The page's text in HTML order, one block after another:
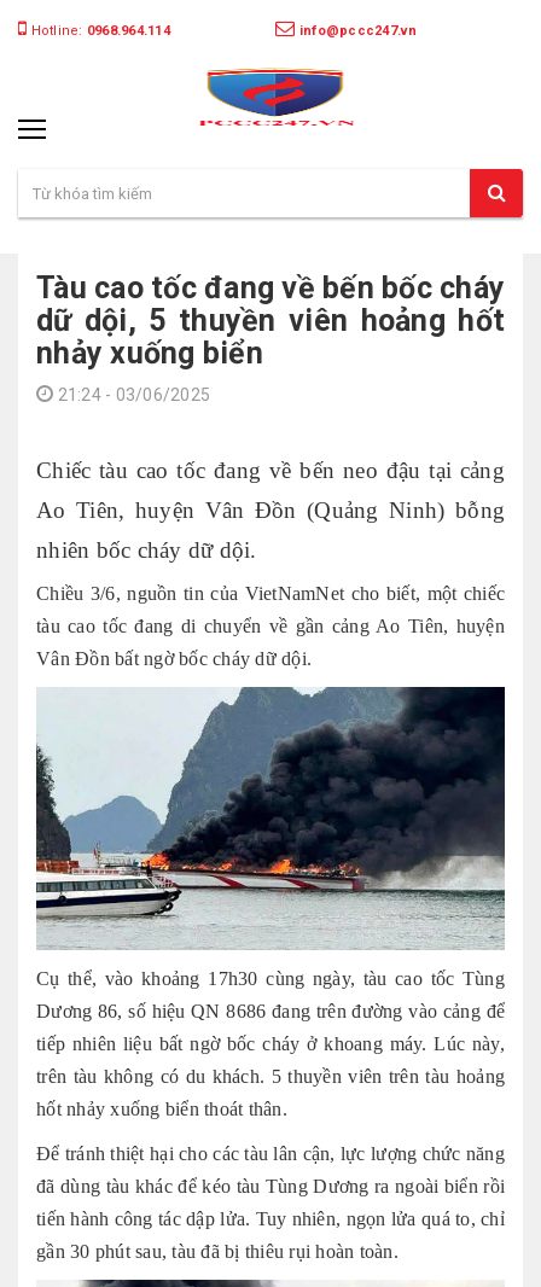
Hotline: 0968.964.114 info@pccc247.vn
Tàu cao tốc đang về bến bốc cháy
dữ dội, 5 thuyền viên hoảng hốt
nhảy xuống biển
21:24 - 03/06/2025
Chiếc tàu cao tốc đang về bến neo đậu tại cảng
Ao Tiên, huyện Vân Đồn (Quảng Ninh) bỗng
nhiên bốc cháy dữ dội.
Chiều 3/6, nguồn tin của VietNamNet cho biết, một chiếc
tàu cao tốc đang di chuyển về gần cảng Ao Tiên, huyện
Vân Đồn bất ngờ bốc cháy dữ dội.
Cụ thể, vào khoảng 17h30 cùng ngày, tàu cao tốc Tùng
Dương 86, số hiệu QN 8686 đang trên đường vào cảng để
tiếp nhiên liệu bất ngờ bốc cháy ở khoang máy. Lúc này,
trên tàu không có du khách. 5 thuyền viên trên tàu hoảng
hốt nhảy xuống biển thoát thân.
Để tránh thiệt hại cho các tàu lân cận, lực lượng chức năng
đã dùng tàu khác để kéo tàu Tùng Dương ra ngoài biển rồi
tiến hành công tác dập lửa. Tuy nhiên, ngọn lửa quá to, chỉ
gần 30 phút sau, tàu đã bị thiêu rụi hoàn toàn.